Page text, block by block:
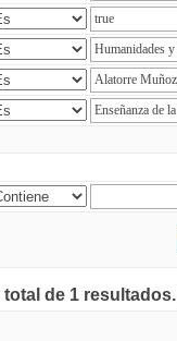
de 1 resultados.